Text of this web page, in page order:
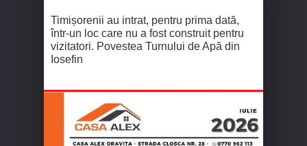
Timișorenii au intrat, pentru prima dată,
într-un loc care nu a fost construit pentru
vizitatori. Povestea Turnului de Apă din
Iosefin